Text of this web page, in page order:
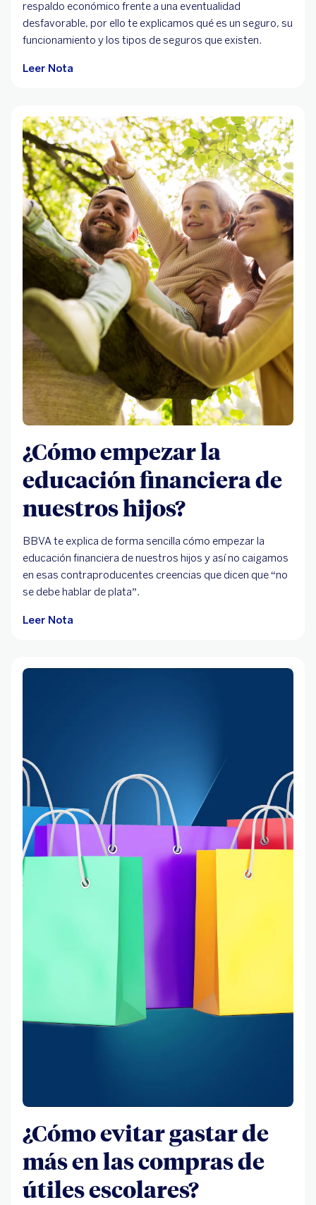
respaldo económico frente a una eventualidad
desfavorable, por ello te explicamos qué es un seguro, su
funcionamiento y los tipos de seguros que existen.
Leer Nota
¿Cómo empezar la
educación financiera de
nuestros hijos?
BBVA te explica de forma sencilla cómo empezar la
educación financiera de nuestros hijos y así no caigamos
en esas contraproducentes creencias que dicen que “no
se debe hablar de plata”.
Leer Nota
¿Cómo evitar gastar de
más en las compras de
útiles escolares?